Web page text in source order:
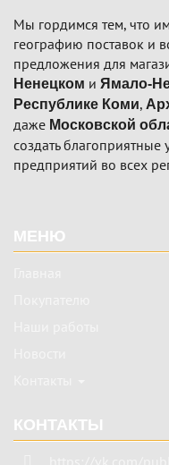
Мы гордимся тем, что
географию поставок и
предложения для
Ненецком и Ямало-
Республике Коми,
даже Московской
создать благоприятные
предприятий во всех
МЕНЮ
КОНТАКТЫ